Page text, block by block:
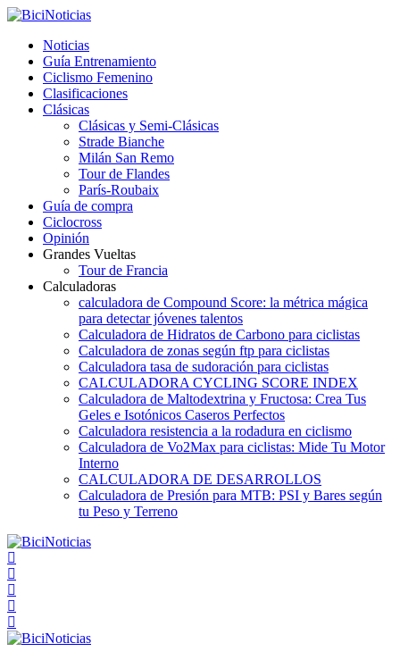
Noticias
Guía Entrenamiento
Ciclismo Femenino
Clasificaciones
Clásicas
Clásicas y Semi-Clásicas
Strade Bianche
Milán San Remo
Tour de Flandes
París-Roubaix
Guía de compra
Ciclocross
Opinión
Grandes Vueltas
Tour de Francia
Calculadoras
calculadora de Compound Score: la métrica mágica
para detectar jóvenes talentos
Calculadora de Hidratos de Carbono para ciclistas
Calculadora de zonas según ftp para ciclistas
Calculadora tasa de sudoración para ciclistas
CALCULADORA CYCLING SCORE INDEX
Calculadora de Maltodextrina y Fructosa: Crea Tus
Geles e Isotónicos Caseros Perfectos
Calculadora resistencia a la rodadura en ciclismo
Calculadora de Vo2Max para ciclistas: Mide Tu Motor
Interno
CALCULADORA DE DESARROLLOS
Calculadora de Presión para MTB: PSI y Bares según
tu Peso y Terreno